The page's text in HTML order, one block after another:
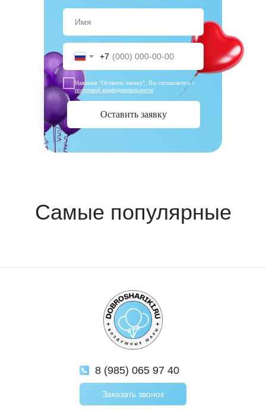
+7
Нажимая "Оставить заявку", Вы соглашаетесьс
политикой конфиденциальности
Оставить заявку
8 (985) 065 97 40
Заказать звонок